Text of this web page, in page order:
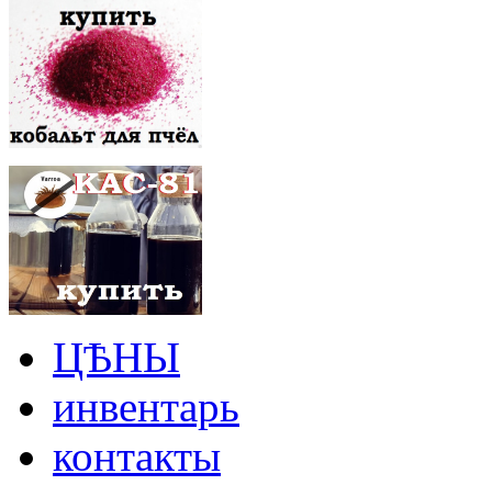
ЦѢНЫ
инвентарь
контакты